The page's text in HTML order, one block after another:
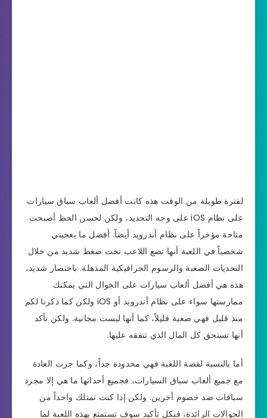
لفترة طويلة من الوقت هذه كانت أفضل ألعاب سباق سيارات
على نظام iOS على وجه التحديد، ولكن لحسن الحظ أصبحت
متاحة مؤخراً على نظام أندرويد أيضاً. أفضل ما يعجبني
شخصياً في اللعبة أنها تضع اللاعب تحت ضغط شديد من خلال
التحديات الصعبة والرسوم الجرافيكية المذهلة. باختصار شديد،
هذه هي أفضل ألعاب سيارات على الجوال التي يمكنك
ممارستها سواء على نظام أندرويد أو iOS ولكن كما ذكرنا لكم
منذ قليل فهي صعبة قليلاً، كما أنها ليست مجانية. ولكن تأكد
أنها تستحق كل المال الذي تنفقه عليها.
أما بالنسبة لقصة اللعبة فهي محدودة جداً، وكما جرت العادة
مع جميع ألعاب سباق السيارات، فجميع أحداثها ما هي إلا مجرد
سباقات ضد خصوم أخرين. ولكن إذا كنت تمتلك واحداً من
الجوالات الرائدة، فبكل تأكيد سوف تستمتع بهذه اللعبة لما